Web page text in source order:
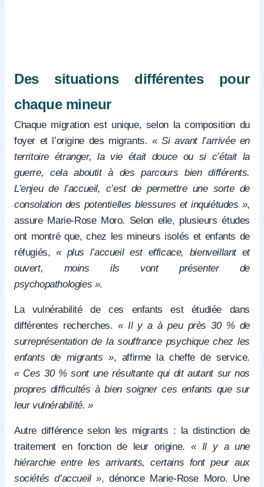
Des situations différentes pour
chaque mineur
Chaque migration est unique, selon la composition du
foyer et l’origine des migrants.« Si avant l’arrivée en
territoire étranger, la vie était douce ou si c’était la
guerre, cela aboutit à des parcours bien différents.
L’enjeu de l’accueil, c’est de permettre une sorte de
consolation des potentielles blessures et inquiétudes »,
assure Marie-Rose Moro. Selon elle, plusieurs études
ont montré que, chez les mineurs isolés et enfants de
réfugiés,« plus l’accueil est efficace, bienveillant et
ouvert, moins ils vont présenter de
psychopathologies ».
La vulnérabilité de ces enfants est étudiée dans
différentes recherches. « Il y a à peu près 30 % de
surreprésentation de la souffrance psychique chez les
enfants de migrants », affirme la cheffe de service.
« Ces 30 % sont une résultante qui dit autant sur nos
propres difficultés à bien soigner ces enfants que sur
leur vulnérabilité. »
Autre différence selon les migrants : la distinction de
traitement en fonction de leur origine. « Il y a une
hiérarchie entre les arrivants, certains font peur aux
sociétés d’accueil », dénonce Marie-Rose Moro. Une